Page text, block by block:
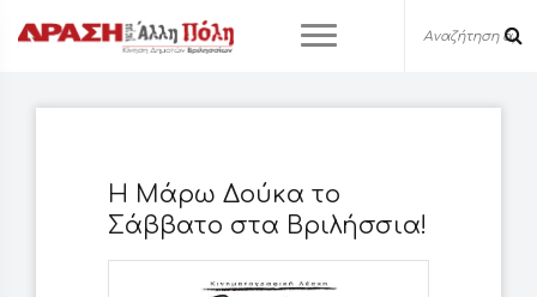
H Μάρω Δούκα το
Σάββατο στα Βριλήσσια!